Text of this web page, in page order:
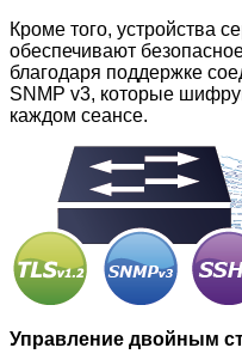
Кроме того, устройства
обеспечивают
благодаря поддержке
SNMP v3, которые
каждом сеансе.
Управление двойным